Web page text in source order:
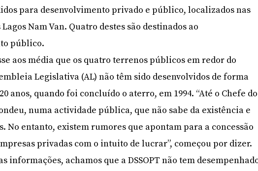
para desenvolvimento privado e público, localizados nas
Lagos Nam Van. Quatro destes são destinados ao
público.
aos média que os quatro terrenos públicos em redor do
Legislativa (AL) não têm sido desenvolvidos de forma
anos, quando foi concluído o aterro, em 1994. “Até o Chefe do
numa actividade pública, que não sabe da existência e
No entanto, existem rumores que apontam para a concessão
privadas com o intuito de lucrar”, começou por dizer.
informações, achamos que a DSSOPT não tem